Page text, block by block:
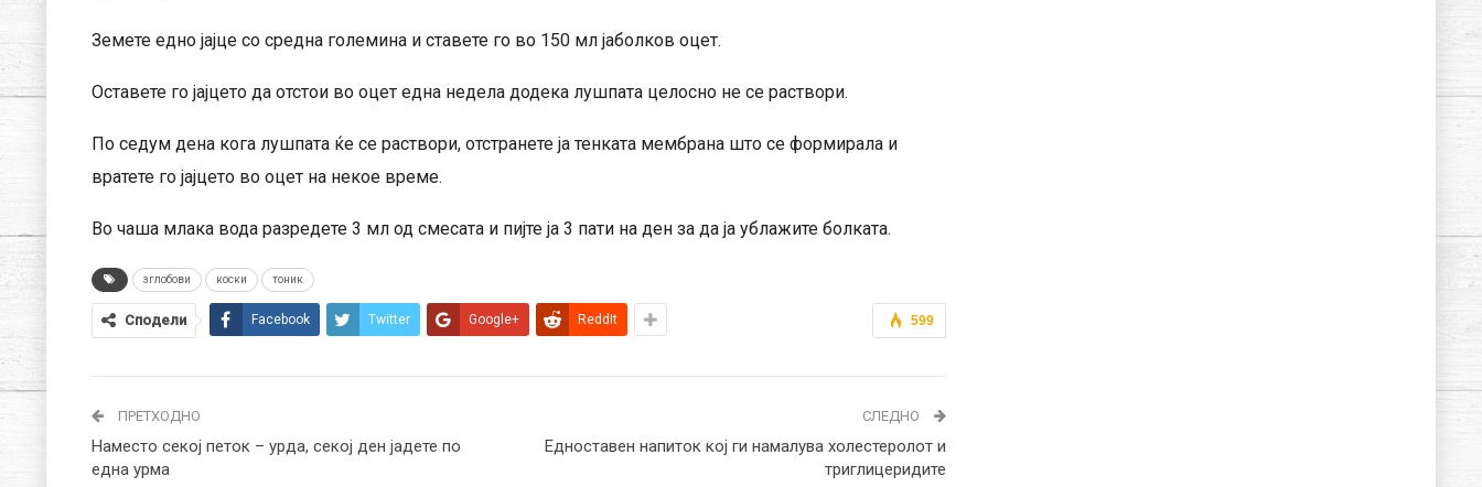
Земете едно јајце со средна големина и ставете го во 150 мл јаболков оцет.
Оставете го јајцето да отстои во оцет една недела додека лушпата целосно не се раствори.
По седум дена кога лушпата ќе се раствори, отстранете ја тенката мембрана што се формирала и
вратете го јајцето во оцет на некое време.
Во чаша млака вода разредете 3 мл од смесата и пијте ја 3 пати на ден за да ја ублажите болката.
зглобови коски тоник
599
Сподели Facebook Twitter Google+ ReddIt
ПРЕТХОДНО
Наместо секој петок – урда, секој ден јадете по
една урма
СЛЕДНО
Едноставен напиток кој ги намалува холестеролот и
триглицеридите